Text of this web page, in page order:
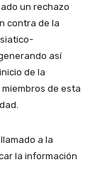
un rechazo
contra de la
así
de la
de esta
a la
la información